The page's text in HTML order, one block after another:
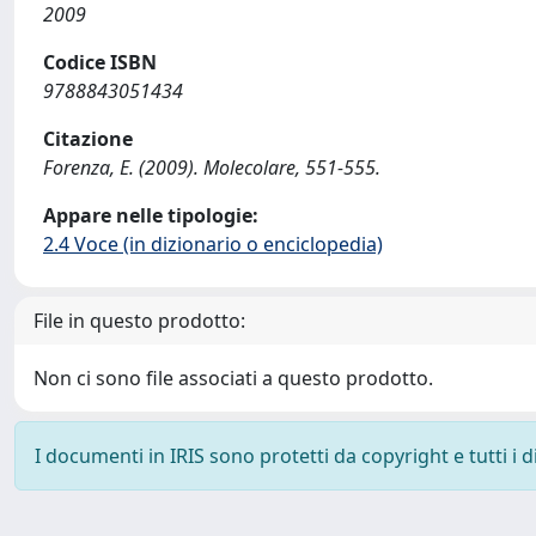
2009
Codice ISBN
9788843051434
Citazione
Forenza, E. (2009). Molecolare, 551-555.
Appare nelle tipologie:
2.4 Voce (in dizionario o enciclopedia)
File in questo prodotto:
Non ci sono file associati a questo prodotto.
I documenti in IRIS sono protetti da copyright e tutti i